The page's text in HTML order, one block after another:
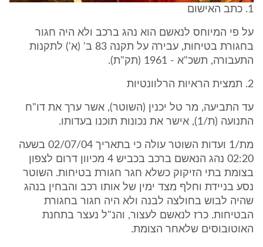
1. כתב האישום
על פי המיוחס לנאשם הוא נהג ברכב ולא היה חגור
בחגורת בטיחות, עבירה על תקנה 83 ב' (א') לתקנות
התעבורה, תשכ"א - 1961 (תק"ת).
2. תמצית הראיות הרלוונטיות
עד התביעה, מר טל יכנין (השוטר), אשר ערך את דו"ח
התנועה (ת/1), אישר את נכונות תוכנו בעדותו.
מת/1 ועדות השוטר עולה כי בתאריך 02/07/04 בשעה
02:20 נהג הנאשם ברכב בכביש 4 מכיוון דרום לצפון
בצומת בתי הזיקוק כשלא חגר חגורת בטיחות. השוטר
נסע בניידת וחלף מצד ימין של אותו רכב והבחין בנהג
שהיה לבוש בחולצה לבנה ולא היה חגור בחגורת
הבטיחות. כרז לנאשם לעצור, והנ"ל נעצר בתחנת
האוטובוסים שלאחר הצומת.